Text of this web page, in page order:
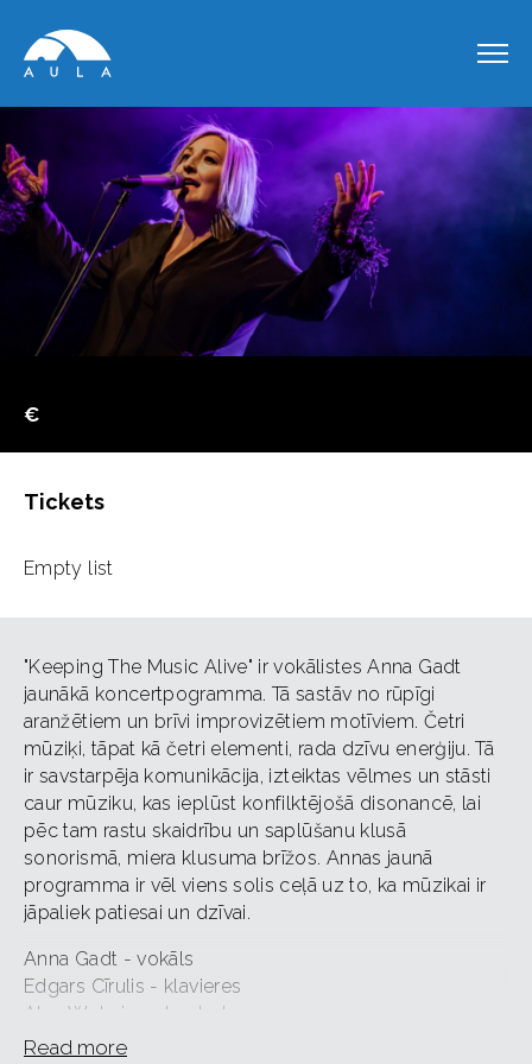
€
Tickets
Empty list
"Keeping The Music Alive" ir vokālistes Anna Gadt
jaunākā koncertpogramma. Tā sastāv no rūpīgi
aranžētiem un brīvi improvizētiem motīviem. Četri
mūziķi, tāpat kā četri elementi, rada dzīvu enerģiju. Tā
ir savstarpēja komunikācija, izteiktas vēlmes un stāsti
caur mūziku, kas ieplūst konfilktējošā disonancē, lai
pēc tam rastu skaidrību un saplūšanu klusā
sonorismā, miera klusuma brīžos. Annas jaunā
programma ir vēl viens solis ceļā uz to, ka mūzikai ir
jāpaliek patiesai un dzīvai.
Anna Gadt - vokāls
Edgars Cīrulis - klavieres
Alan Wykpisz - kontrabass
Mateusz Szewczyk - kontrabass
Read more